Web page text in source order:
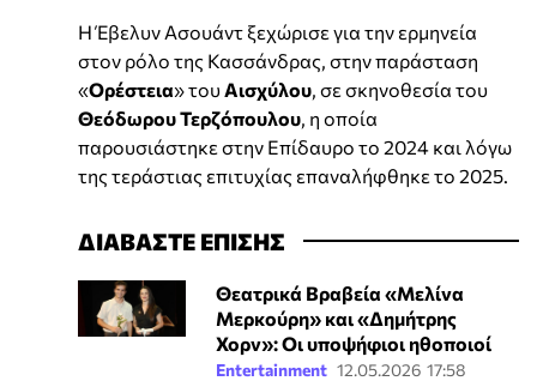
Η Έβελυν Ασουάντ ξεχώρισε για την ερμηνεία
στον ρόλο της Κασσάνδρας, στην παράσταση
«Ορέστεια» τουΑισχύλου, σε σκηνοθεσία του
Θεόδωρου Τερζόπουλου, η οποία
παρουσιάστηκε στην Επίδαυρο το 2024 και λόγω
της τεράστιας επιτυχίας επαναλήφθηκε το 2025.
ΔΙΑΒΑΣΤΕ ΕΠΙΣΗΣ
Θεατρικά Βραβεία «Μελίνα
Μερκούρη» και «Δημήτρης
Χορν»: Oι υποψήφιοι ηθοποιοί
Entertainment 12.05.2026 17:58